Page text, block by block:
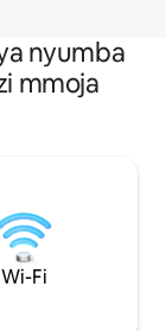
nyumba
mmoja
Wi-Fi